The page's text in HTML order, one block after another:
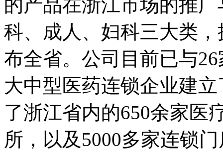
的产品在浙江市场的推广
科、成人、妇科三大类
布全省。公司目前已与
大中型医药连锁企业建立
了浙江省内的650余家医
所，以及5000多家连锁